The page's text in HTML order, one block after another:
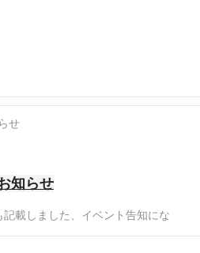
知らせ
載しました、イベント告知にな